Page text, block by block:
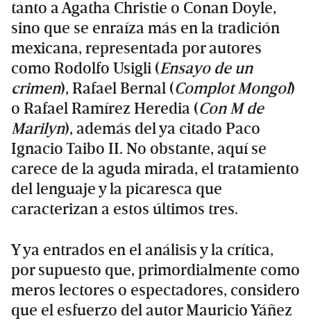
tanto a Agatha Christie o Conan Doyle,
sino que se enraíza más en la tradición
mexicana, representada por autores
como Rodolfo Usigli (Ensayo de un
crimen), Rafael Bernal (Complot Mongol)
o Rafael Ramírez Heredia (Con M de
Marilyn), además del ya citado Paco
Ignacio Taibo II. No obstante, aquí se
carece de la aguda mirada, el tratamiento
del lenguaje y la picaresca que
caracterizan a estos últimos tres.
Y ya entrados en el análisis y la crítica,
por supuesto que, primordialmente como
meros lectores o espectadores, considero
que el esfuerzo del autor Mauricio Yáñez